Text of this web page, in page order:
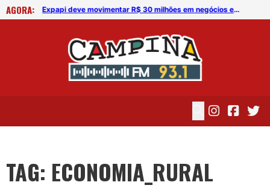
AGORA:
Expapi deve movimentar R$ 30 milhões em negócios em Campina Grande Expapi deve movimentar R$ 30 milhões em negócios em Campina Grande
TAG: ECONOMIA_RURAL